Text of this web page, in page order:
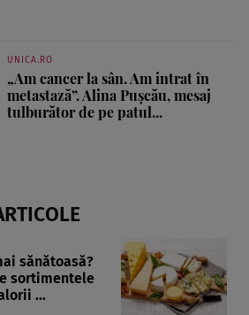
UNICA.RO
„Am cancer la sân. Am intrat în
metastază”. Alina Pușcău, mesaj
tulburător de pe patul...
sănătoasă?
sortimentele
...